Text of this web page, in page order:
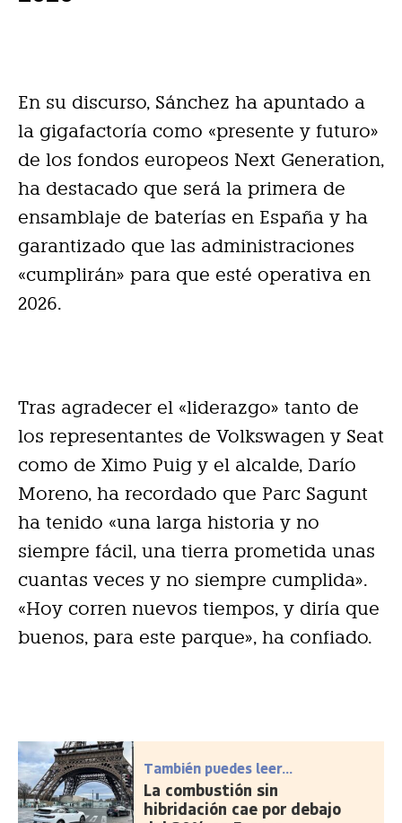
En su discurso, Sánchez ha apuntado a
la gigafactoría como «presente y futuro»
de los fondos europeos Next Generation,
ha destacado que será la primera de
ensamblaje de baterías en España y ha
garantizado que las administraciones
«cumplirán» para que esté operativa en
2026.
Tras agradecer el «liderazgo» tanto de
los representantes de Volkswagen y Seat
como de Ximo Puig y el alcalde, Darío
Moreno, ha recordado que Parc Sagunt
ha tenido «una larga historia y no
siempre fácil, una tierra prometida unas
cuantas veces y no siempre cumplida».
«Hoy corren nuevos tiempos, y diría que
buenos, para este parque», ha confiado.
También puedes leer...
La combustión sin
hibridación cae por debajo